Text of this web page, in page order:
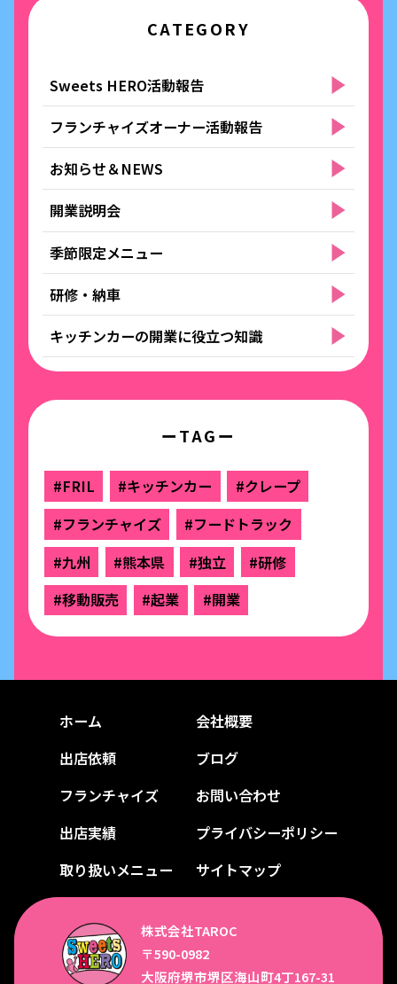
CATEGORY
Sweets HERO活動報告
フランチャイズオーナー活動報告
お知らせ＆NEWS
開業説明会
季節限定メニュー
研修・納車
キッチンカーの開業に役立つ知識
ーTAGー
#FRIL #キッチンカー
#クレープ
#フランチャイズ
#フードトラック
#九州
#熊本県 #独立
#研修
#移動販売
#起業 #開業
ホーム
出店依頼
フランチャイズ
出店実績
取り扱いメニュー
会社概要
ブログ
お問い合わせ
プライバシーポリシー
サイトマップ
株式会社TAROC
〒590-0982
大阪府堺市堺区海山町4丁167-31